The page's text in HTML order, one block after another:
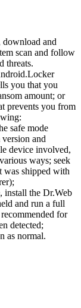
and
scan and follow
threats.
you that you
amount; or
prevents you from
safe mode
and
device involved,
ways; seek
was shipped with
install the Dr.Web
and run a full
for
detected;
as normal.